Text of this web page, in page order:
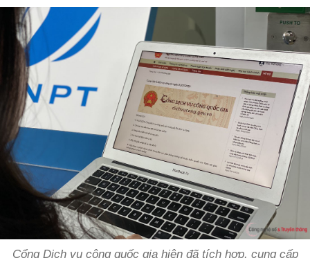
Cổng Dịch vụ công quốc gia hiện đã tích hợp, cung cấp